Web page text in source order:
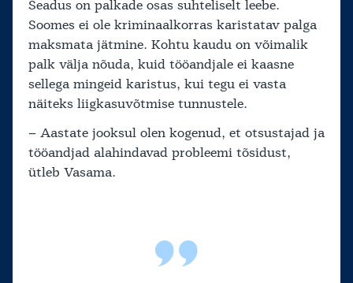
Seadus on palkade osas suhteliselt leebe.
Soomes ei ole kriminaalkorras karistatav palga
maksmata jätmine. Kohtu kaudu on võimalik
palk välja nõuda, kuid tööandjale ei kaasne
sellega mingeid karistus, kui tegu ei vasta
näiteks liigkasuvõtmise tunnustele.
– Aastate jooksul olen kogenud, et otsustajad ja
tööandjad alahindavad probleemi tõsidust,
ütleb Vasama.